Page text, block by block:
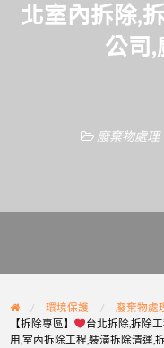
北室內拆除,
公司,
廢棄物處理
環境保護
廢棄物處
【拆除專區】
台北拆除,拆除
用,室內拆除工程,裝潢拆除清運,